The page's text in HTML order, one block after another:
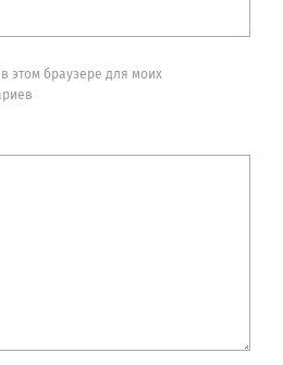
этом браузере для моих